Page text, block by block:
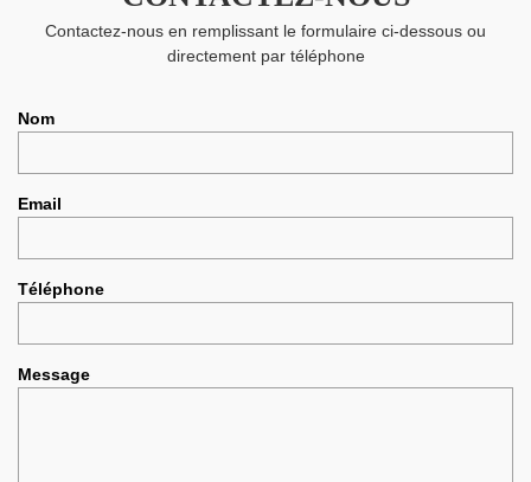
Contactez-nous en remplissant le formulaire ci-dessous ou
directement par téléphone
Nom
Email
Téléphone
Message